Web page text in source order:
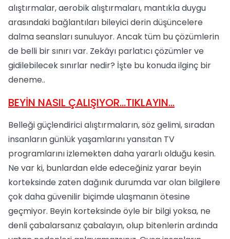
alıştırmalar, aerobik alıştırmaları, mantıkla duygu
arasındaki bağlantıları bileyici derin düşüncelere
dalma seansları sunuluyor. Ancak tüm bu çözümlerin
de belli bir sınırı var. Zekâyı parlatıcı çözümler ve
gidilebilecek sınırlar nedir? İşte bu konuda ilginç bir
deneme..
BEYİN NASIL ÇALIŞIYOR...TIKLAYIN...
Belleği güçlendirici alıştırmaların, söz gelimi, sıradan
insanların günlük yaşamlarını yansıtan TV
programlarını izlemekten daha yararlı olduğu kesin.
Ne var ki, bunlardan elde edeceğiniz yarar beyin
korteksinde zaten dağınık durumda var olan bilgilere
çok daha güvenilir biçimde ulaşmanın ötesine
geçmiyor. Beyin korteksinde öyle bir bilgi yoksa, ne
denli çabalarsanız çabalayın, olup bitenlerin ardında